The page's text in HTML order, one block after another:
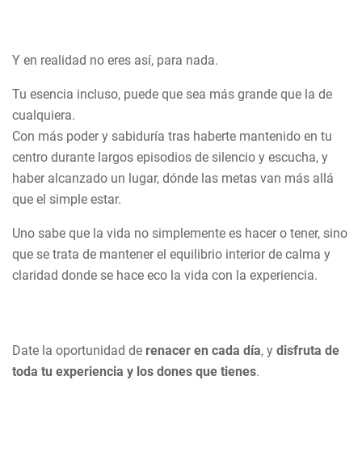
Y en realidad no eres así, para nada.
Tu esencia incluso, puede que sea más grande que la de
cualquiera.
Con más poder y sabiduría tras haberte mantenido en tu
centro durante largos episodios de silencio y escucha, y
haber alcanzado un lugar, dónde las metas van más allá
que el simple estar.
Uno sabe que la vida no simplemente es hacer o tener, sino
que se trata de mantener el equilibrio interior de calma y
claridad donde se hace eco la vida con la experiencia.
Date la oportunidad de renacer en cada día, y disfruta de
toda tu experiencia y los dones que tienes.